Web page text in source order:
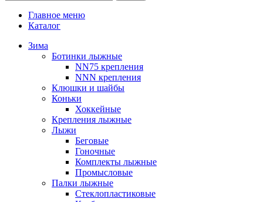
Главное меню
Каталог
Зима
Ботинки лыжные
NN75 крепления
NNN крепления
Клюшки и шайбы
Коньки
Хоккейные
Крепления лыжные
Лыжи
Беговые
Гоночные
Комплекты лыжные
Промысловые
Палки лыжные
Стеклопластиковые